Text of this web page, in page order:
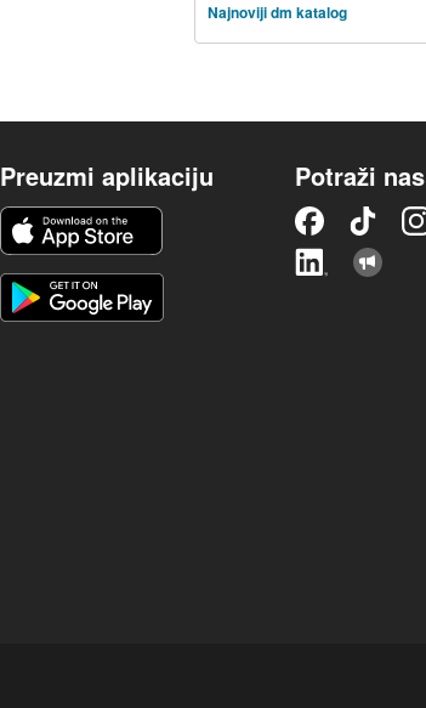
Najnoviji dm katalog
Preuzmi aplikaciju Potraži nas